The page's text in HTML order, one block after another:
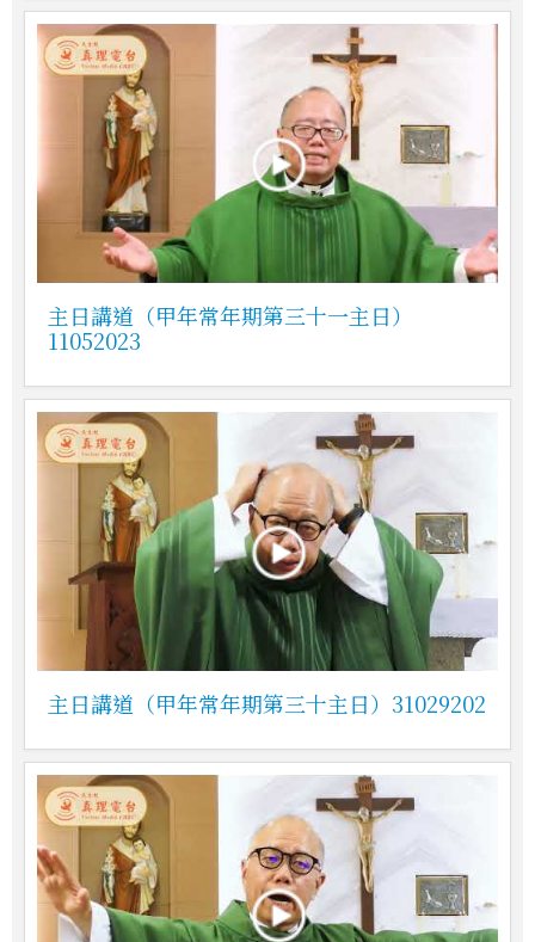
主日講道（甲年常年期第三十一主日）
11052023
主日講道（甲年常年期第三十主日）31029202